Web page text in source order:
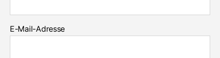
E-Mail-Adresse